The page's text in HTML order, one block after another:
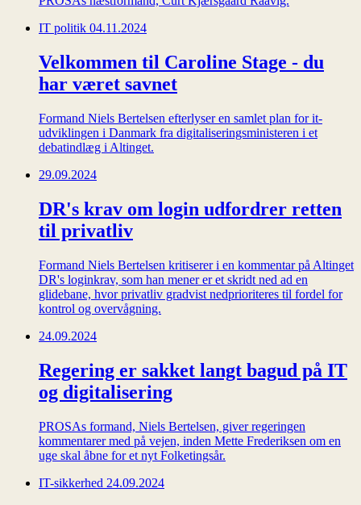
IT politik 04.11.2024
Velkommen til Caroline Stage - du
har været savnet
Formand Niels Bertelsen efterlyser en samlet plan for it-
udviklingen i Danmark fra digitaliseringsministeren i et
debatindlæg i Altinget.
29.09.2024
DR's krav om login udfordrer retten
til privatliv
Formand Niels Bertelsen kritiserer i en kommentar på Altinget
DR's loginkrav, som han mener er et skridt ned ad en
glidebane, hvor privatliv gradvist nedprioriteres til fordel for
kontrol og overvågning.
24.09.2024
Regering er sakket langt bagud på IT
og digitalisering
PROSAs formand, Niels Bertelsen, giver regeringen
kommentarer med på vejen, inden Mette Frederiksen om en
uge skal åbne for et nyt Folketingsår.
IT-sikkerhed 24.09.2024